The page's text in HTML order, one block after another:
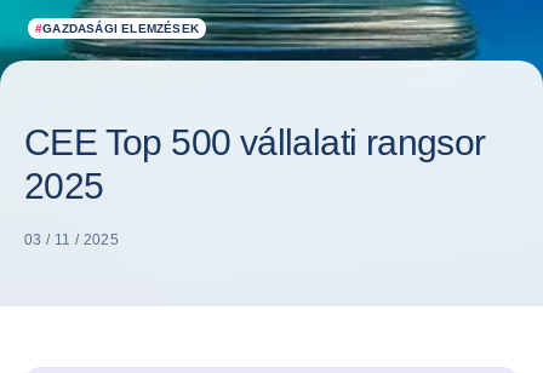
#GAZDASÁGI ELEMZÉSEK
CEE Top 500 vállalati rangsor
2025
03 / 11 / 2025